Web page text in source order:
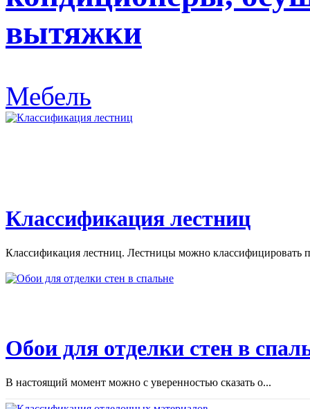
вытяжки
Мебель
Классификация лестниц
Классификация лестниц. Лестницы можно классифицировать
Обои для отделки стен в
В настоящий момент можно с уверенностью сказать о...